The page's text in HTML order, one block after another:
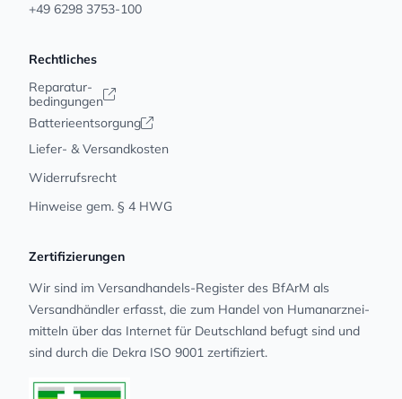
+49 6298 3753-100
Rechtliches
Reparatur-
bedingungen
Batterieentsorgung
Liefer- & Versandkosten
Widerrufsrecht
Hinweise gem. § 4 HWG
Zertifizierungen
Wir sind im Versandhandels-Register des BfArM als
Versandhändler erfasst, die zum Handel von Human­arz­nei­
mit­teln über das Internet für Deutschland befugt sind und
sind durch die Dekra ISO 9001 zertifiziert.